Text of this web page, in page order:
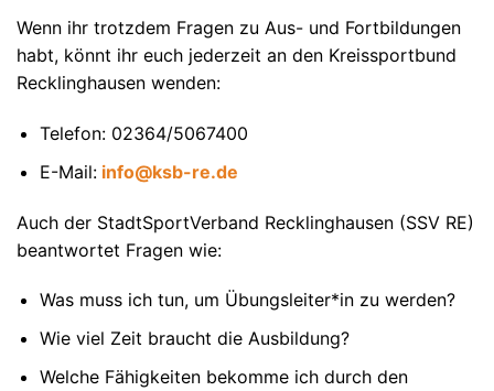
Wenn ihr trotzdem Fragen zu Aus- und Fortbildungen
habt, könnt ihr euch jederzeit an den Kreissportbund
Recklinghausen wenden:
Telefon: 02364/5067400
E-Mail: info@ksb-re.de
Auch der StadtSportVerband Recklinghausen (SSV RE)
beantwortet Fragen wie:
Was muss ich tun, um Übungsleiter*in zu werden?
Wie viel Zeit braucht die Ausbildung?
Welche Fähigkeiten bekomme ich durch den